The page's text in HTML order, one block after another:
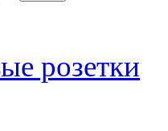
розетки